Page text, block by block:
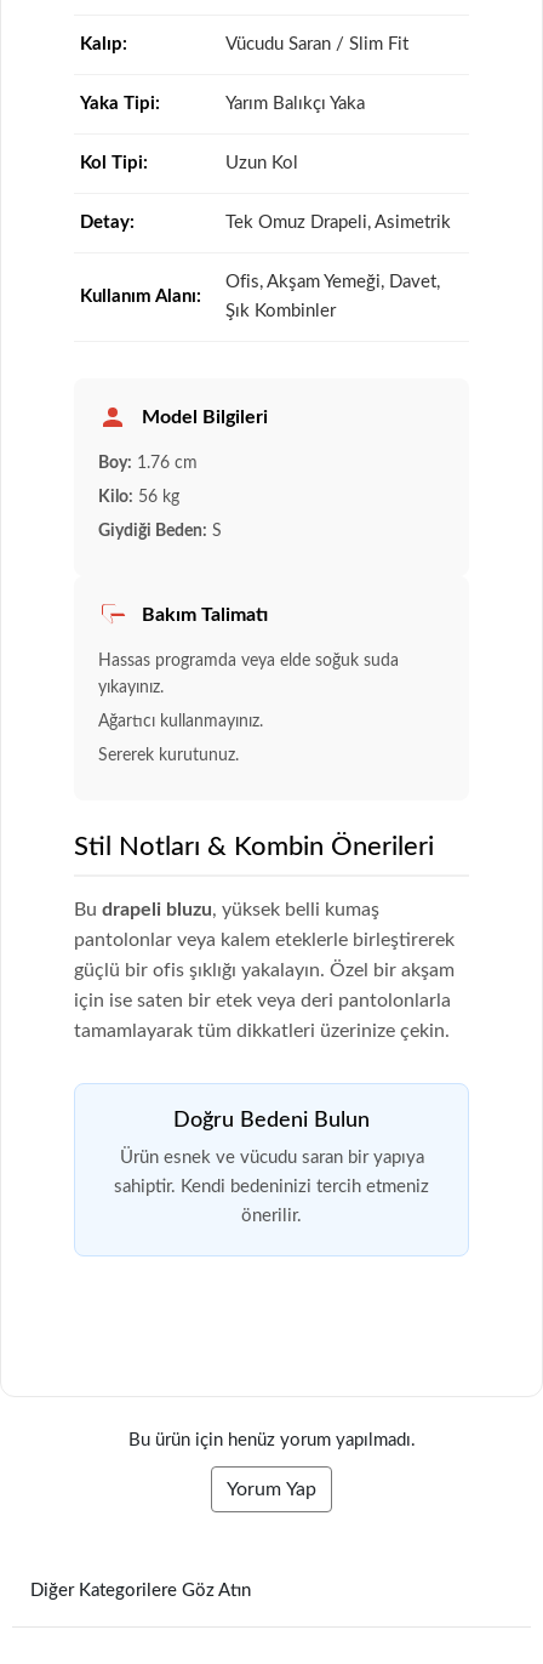
Kalıp: Vücudu Saran / Slim Fit
Yaka Tipi: Yarım Balıkçı Yaka
Kol Tipi: Uzun Kol
Detay: Tek Omuz Drapeli, Asimetrik
Kullanım Alanı:
Ofis, Akşam Yemeği, Davet,
Şık Kombinler
Model Bilgileri
Boy: 1.76 cm
Kilo: 56 kg
Giydiği Beden: S
Bakım Talimatı
Hassas programda veya elde soğuk suda
yıkayınız.
Ağartıcı kullanmayınız.
Sererek kurutunuz.
Stil Notları & Kombin Önerileri
Bu drapeli bluzu, yüksek belli kumaş
pantolonlar veya kalem eteklerle birleştirerek
güçlü bir ofis şıklığı yakalayın. Özel bir akşam
için ise saten bir etek veya deri pantolonlarla
tamamlayarak tüm dikkatleri üzerinize çekin.
Doğru Bedeni Bulun
Ürün esnek ve vücudu saran bir yapıya
sahiptir. Kendi bedeninizi tercih etmeniz
önerilir.
Bu ürün için henüz yorum yapılmadı.
Yorum Yap
Diğer Kategorilere Göz Atın